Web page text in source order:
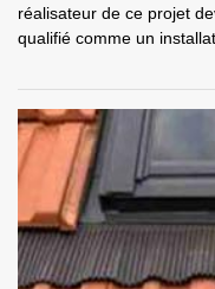
réalisateur de ce projet
qualifié comme un